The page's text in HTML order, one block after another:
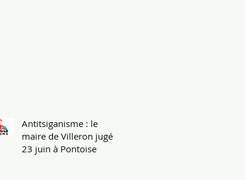
Antitsiganisme : le
maire de Villeron jugé le
23 juin à Pontoise